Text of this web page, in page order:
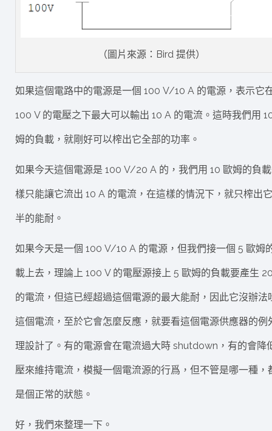
（圖片來源：Bird 提供）
如果這個電路中的電源是一個 100 V/10 A 的電源，表示它
100 V 的電壓之下最大可以輸出 10 A 的電流。這時我們用
姆的負載，就剛好可以榨出它全部的功率。
如果今天這個電源是 100 V/20 A 的，我們用 10 歐姆的負
樣只能讓它流出 10 A 的電流，在這樣的情況下，就只榨出
半的能耐。
如果今天是一個 100 V/10 A 的電源，但我們接一個 5 歐姆
載上去，理論上 100 V 的電壓源接上 5 歐姆的負載要產生
的電流，但這已經超過這個電源的最大能耐，因此它沒辦法
這個電流，至於它會怎麼反應，就要看這個電源供應器的例
理設計了。有的電源會在電流過大時 shutdown，有的會降
壓來維持電流，模擬一個電流源的行爲，但不管是哪一種，
是個正常的狀態。
好，我們來整理一下。